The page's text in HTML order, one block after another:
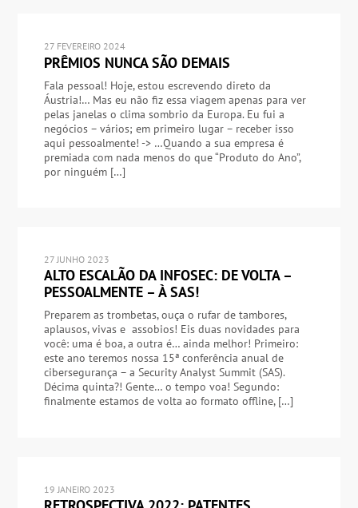
27 FEVEREIRO 2024
PRÊMIOS NUNCA SÃO DEMAIS
Fala pessoal! Hoje, estou escrevendo direto da
Áustria!… Mas eu não fiz essa viagem apenas para ver
pelas janelas o clima sombrio da Europa. Eu fui a
negócios – vários; em primeiro lugar – receber isso
aqui pessoalmente! -> …Quando a sua empresa é
premiada com nada menos do que “Produto do Ano”,
por ninguém […]
27 JUNHO 2023
ALTO ESCALÃO DA INFOSEC: DE VOLTA –
PESSOALMENTE – À SAS!
Preparem as trombetas, ouça o rufar de tambores,
aplausos, vivas e assobios! Eis duas novidades para
você: uma é boa, a outra é… ainda melhor! Primeiro:
este ano teremos nossa 15ª conferência anual de
cibersegurança – a Security Analyst Summit (SAS).
Décima quinta?! Gente… o tempo voa! Segundo:
finalmente estamos de volta ao formato offline, […]
19 JANEIRO 2023